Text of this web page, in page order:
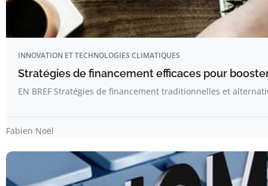
INNOVATION ET TECHNOLOGIES CLIMATIQUES
Stratégies de financement efficaces pour
EN BREF Stratégies de financement traditionnelles et
Fabien Noël